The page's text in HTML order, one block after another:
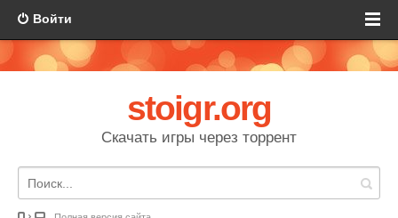
Войти
stoigr.org
Скачать игры через торрент